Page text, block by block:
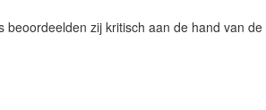
zij kritisch aan de hand van